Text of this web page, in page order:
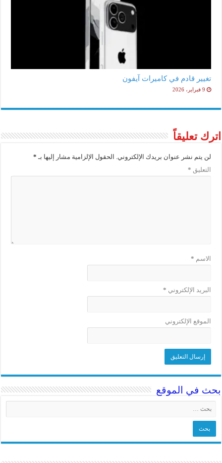
تغيير قادم في كاميرات آيفون
9 فبراير، 2026
اترك تعليقاً
لن يتم نشر عنوان بريدك الإلكتروني. الحقول الإلزامية مشار إليها بـ *
التعليق *
الاسم *
البريد الإلكتروني *
الموقع الإلكتروني
بحث في الموقع